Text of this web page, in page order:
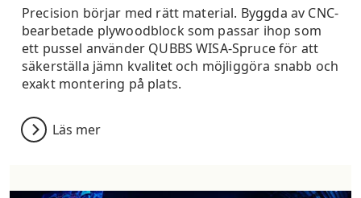
Precision börjar med rätt material. Byggda av CNC-
bearbetade plywoodblock som passar ihop som
ett pussel använder QUBBS WISA-Spruce för att
säkerställa jämn kvalitet och möjliggöra snabb och
exakt montering på plats.
Läs mer